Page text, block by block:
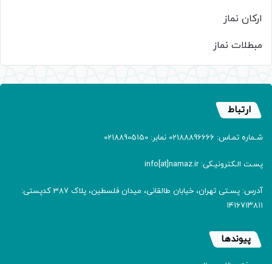
ارکان نماز
مبطلات نماز
ارتباط
شـماره تمـاس: 02188896666 نمابر: 02188905150
پسـت الـکترونیـکی: info[at]namaz.ir
آدرس: پسـتی تهران، خیابان طالقانی، میدان فلسطین، پلاک 387 کدپستی:
۱۴۱۶۷۱۳۸۱۱
پیوندها